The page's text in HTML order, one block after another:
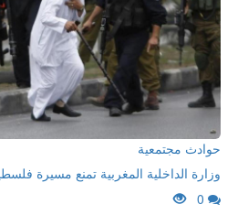
حوادث مجتمعية
وزارة الداخلية المغربية تمنع مسيرة فلسطين
0